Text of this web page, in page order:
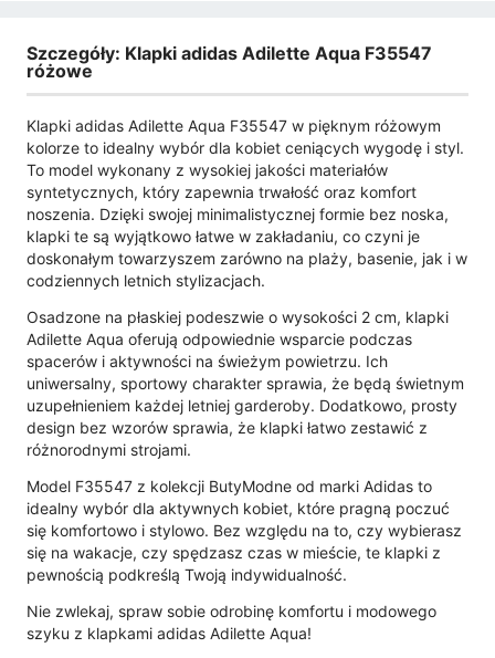
Szczegóły: Klapki adidas Adilette Aqua F35547
różowe
Klapki adidas Adilette Aqua F35547 w pięknym różowym
kolorze to idealny wybór dla kobiet ceniących wygodę i styl.
To model wykonany z wysokiej jakości materiałów
syntetycznych, który zapewnia trwałość oraz komfort
noszenia. Dzięki swojej minimalistycznej formie bez noska,
klapki te są wyjątkowo łatwe w zakładaniu, co czyni je
doskonałym towarzyszem zarówno na plaży, basenie, jak i w
codziennych letnich stylizacjach.
Osadzone na płaskiej podeszwie o wysokości 2 cm, klapki
Adilette Aqua oferują odpowiednie wsparcie podczas
spacerów i aktywności na świeżym powietrzu. Ich
uniwersalny, sportowy charakter sprawia, że będą świetnym
uzupełnieniem każdej letniej garderoby. Dodatkowo, prosty
design bez wzorów sprawia, że klapki łatwo zestawić z
różnorodnymi strojami.
Model F35547 z kolekcji ButyModne od marki Adidas to
idealny wybór dla aktywnych kobiet, które pragną poczuć
się komfortowo i stylowo. Bez względu na to, czy wybierasz
się na wakacje, czy spędzasz czas w mieście, te klapki z
pewnością podkreślą Twoją indywidualność.
Nie zwlekaj, spraw sobie odrobinę komfortu i modowego
szyku z klapkami adidas Adilette Aqua!